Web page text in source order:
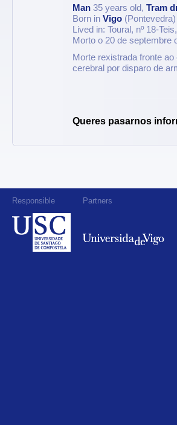
Man 35 years old, Tram
Born in Vigo (Pontevedra)
Lived in: Toural, nº 18-Teis,
Morto o 20 de septembre
Morte rexistrada fronte
cerebral por disparo de
Queres pasarnos
Responsible Partners